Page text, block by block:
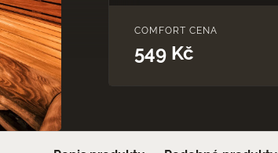
COMFORT CENA
549 Kč